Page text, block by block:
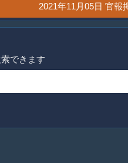
2021年11月05日 官報
できます